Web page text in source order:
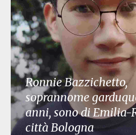
Ronnie Bazzichetto,
soprannome
anni, sono di Emilia-
città Bologna